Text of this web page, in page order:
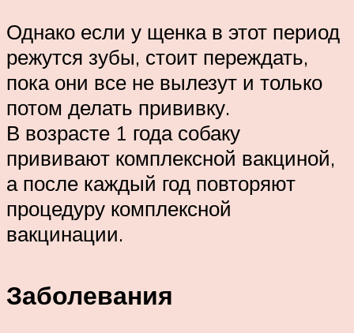
Однако если у щенка в этот период
режутся зубы, стоит переждать,
пока они все не вылезут и только
потом делать прививку.
В возрасте 1 года собаку
прививают комплексной вакциной,
а после каждый год повторяют
процедуру комплексной
вакцинации.
Заболевания